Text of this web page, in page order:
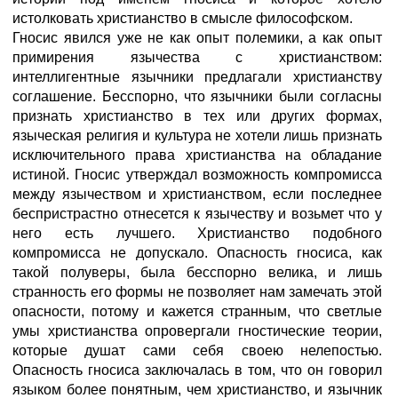
истолковать христианство в смысле философском.
Гносис явился уже не как опыт полемики, а как опыт
примирения язычества с христианством:
интеллигентные язычники предлагали христианству
соглашение. Бесспорно, что язычники были согласны
признать христианство в тех или других формах,
языческая религия и культура не хотели лишь признать
исключительного права христианства на обладание
истиной. Гносис утверждал возможность компромисса
между язычеством и христианством, если последнее
беспристрастно отнесется к язычеству и возьмет что у
него есть лучшего. Христианство подобного
компромисса не допускало. Опасность гносиса, как
такой полуверы, была бесспорно велика, и лишь
странность его формы не позволяет нам замечать этой
опасности, потому и кажется странным, что светлые
умы христианства опровергали гностические теории,
которые душат сами себя своею нелепостью.
Опасность гносиса заключалась в том, что он говорил
языком более понятным, чем христианство, и язычник